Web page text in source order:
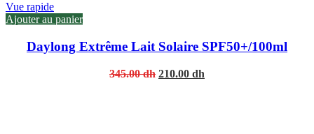
Vue rapide
Ajouter au panier
Daylong Extrême Lait Solaire SPF50+/100ml
345.00dh Original
210.00 dh